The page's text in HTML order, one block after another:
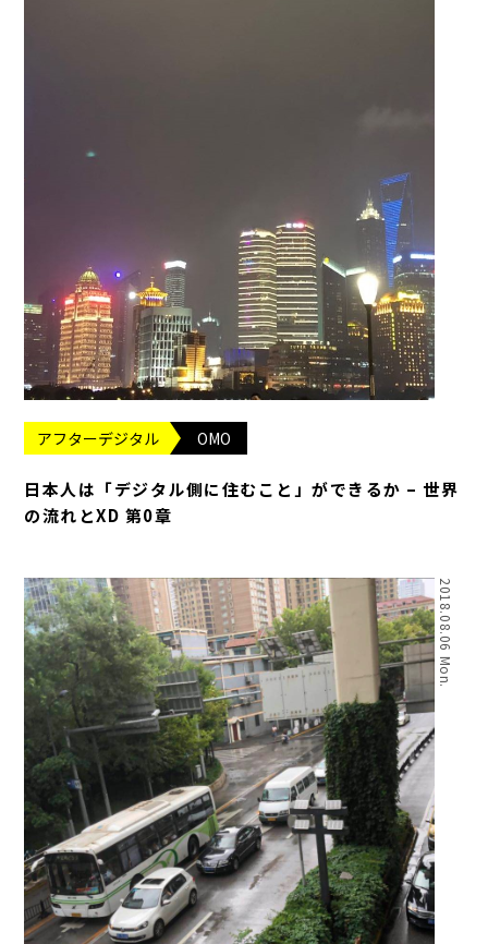
アフターデジタル OMO
日本人は「デジタル側に住むこと」ができるか – 世界
の流れとXD 第0章
2018.08.06 Mon.